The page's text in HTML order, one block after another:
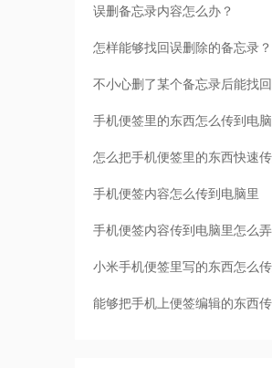
误删备忘录内容怎么办？
怎样能够找回误删除的备忘录？
不小心删了某个备忘录后能找
手机便签里的东西怎么传到电
怎么把手机便签里的东西快速
手机便签内容怎么传到电脑里
手机便签内容传到电脑里怎么弄
小米手机便签里写的东西怎么
能够把手机上便签编辑的东西